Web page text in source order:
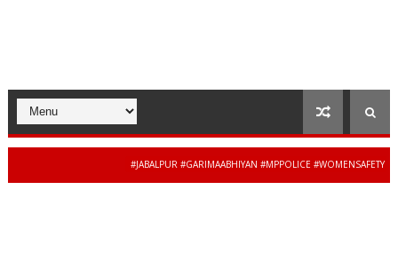
#JABALPUR #GARIMAABHIYAN #MPPOLICE #WOMENSAFETY